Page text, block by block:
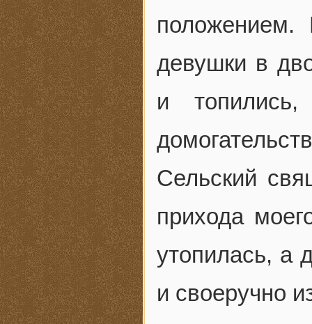
положением.
девушки в
и
Сельский
прихода
утопилась, а
и своеручно